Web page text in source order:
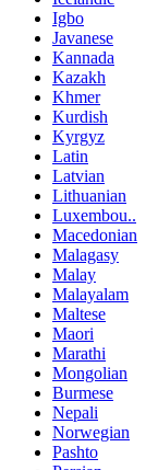
Igbo
Javanese
Kannada
Kazakh
Khmer
Kurdish
Kyrgyz
Latin
Latvian
Lithuanian
Luxembou..
Macedonian
Malagasy
Malay
Malayalam
Maltese
Maori
Marathi
Mongolian
Burmese
Nepali
Norwegian
Pashto